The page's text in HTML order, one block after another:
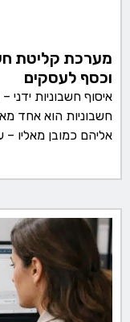
מערכת קליטת
וכסף לעסקים
איסוף חשבוניות
חשבוניות הוא אחד
אליהם כמובן מאליו